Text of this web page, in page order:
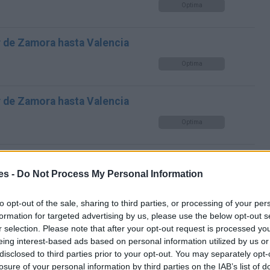
- Do Not Process My Personal Information
opt-out of the sale, sharing to third parties, or processing of your
for targeted advertising by us, please use the below opt-out
selection. Please note that after your opt-out request is processed
interest-based ads based on personal information utilized by us
to third parties prior to your opt-out. You may separately
of your personal information by third parties on the IAB’s list of
Optima
de Zamora hasta Valencia
Optima
de Zamora hasta Valencia
Optima
Zamora hasta Valencia
de Zamora hasta Valencia
Optima